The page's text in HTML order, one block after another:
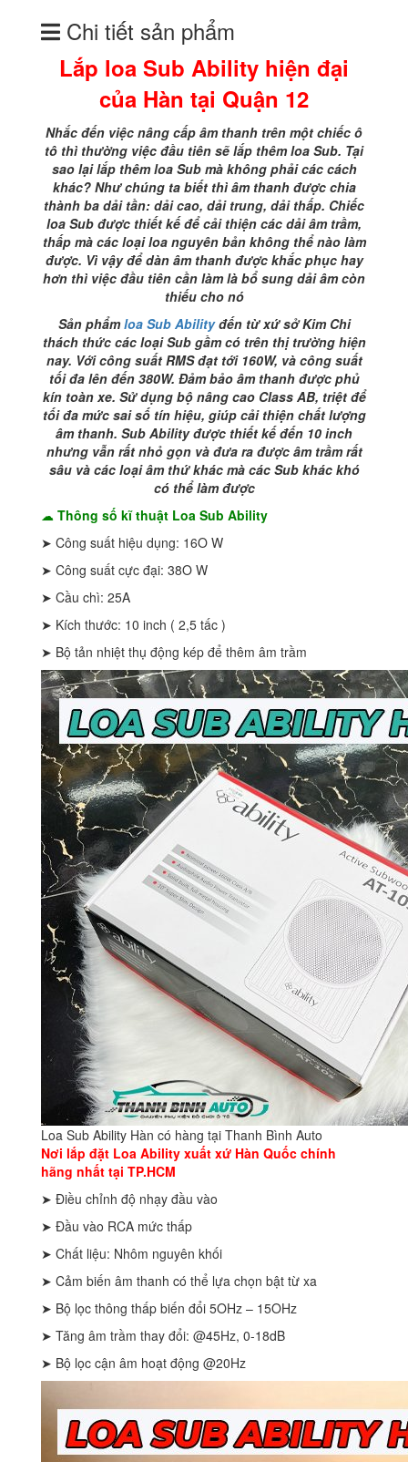
tại
Quận Chi tiết sản phẩm
Lắp loa Sub Ability hiện đại
của Hàn tại Quận 12
Nhắc đến việc nâng cấp âm thanh trên một chiếc ô
tô thì thường việc đầu tiên sẽ lắp thêm loa Sub. Tại
sao lại lắp thêm loa Sub mà không phải các cách
khác? Như chúng ta biết thì âm thanh được chia
thành ba dải tần: dải cao, dải trung, dải thấp. Chiếc
loa Sub được thiết kế để cải thiện các dải âm trầm,
thấp mà các loại loa nguyên bản không thể nào làm
được. Vì vậy để dàn âm thanh được khắc phục hay
hơn thì việc đầu tiên cần làm là bổ sung dải âm còn
thiếu cho nó
Sản phẩmloa Sub Abilityđến từ xứ sở Kim Chi
thách thức các loại Sub gầm có trên thị trường hiện
nay. Với công suất RMS đạt tới 160W, và công suất
tối đa lên đến 380W. Đảm bảo âm thanh được phủ
kín toàn xe. Sử dụng bộ nâng cao Class AB, triệt để
tối đa mức sai số tín hiệu, giúp cải thiện chất lượng
âm thanh. Sub Ability được thiết kế đến 10 inch
nhưng vẫn rất nhỏ gọn và đưa ra được âm trầm rất
sâu và các loại âm thứ khác mà các Sub khác khó
có thể làm được
☁ Thông số kĩ thuật Loa Sub Ability
➤ Công suất hiệu dụng: 16O W
➤ Công suất cực đại: 38O W
➤ Cầu chì: 25A
➤ Kích thước: 10 inch ( 2,5 tấc )
➤ Bộ tản nhiệt thụ động kép để thêm âm trầm
Loa Sub Ability Hàn có hàng tại Thanh Bình Auto
Nơi lắp đặt Loa Ability xuất xứ Hàn Quốc chính
hãng nhất tại TP.HCM
➤ Điều chỉnh độ nhạy đầu vào
➤ Đầu vào RCA mức thấp
➤ Chất liệu: Nhôm nguyên khối
➤ Cảm biến âm thanh có thể lựa chọn bật từ xa
➤ Bộ lọc thông thấp biến đổi 5OHz – 15OHz
➤ Tăng âm trầm thay đổi: @45Hz, 0-18dB
➤ Bộ lọc cận âm hoạt động @20Hz